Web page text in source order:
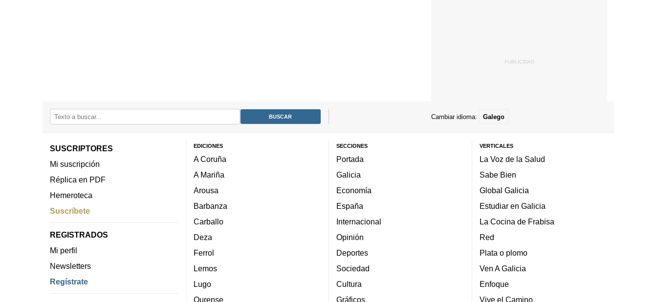
Cambiar idioma: Galego
SUSCRIPTORES
Mi suscripción
Réplica en PDF
Hemeroteca
Suscríbete
REGISTRADOS
Mi perfil
Newsletters
Regístrate
EDICIONES
A Coruña
A Mariña
Arousa
Barbanza
Carballo
Deza
Ferrol
Lemos
Lugo
Ourense
SECCIONES
Portada
Galicia
Economía
España
Internacional
Opinión
Deportes
Sociedad
Cultura
Gráficos
VERTICALES
La Voz de la Salud
Sabe Bien
Global Galicia
Estudiar en Galicia
La Cocina de Frabisa
Red
Plata o plomo
Ven A Galicia
Enfoque
Vive el Camino